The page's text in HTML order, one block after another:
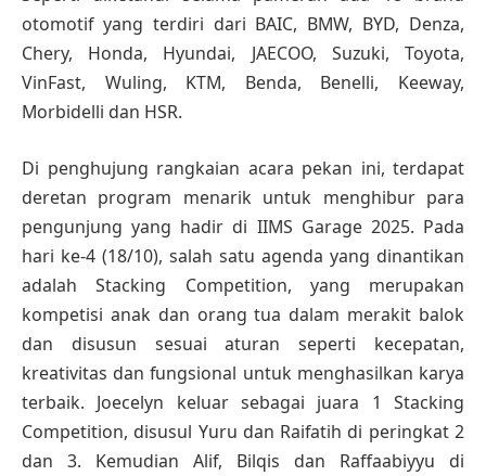
otomotif yang terdiri dari BAIC, BMW, BYD, Denza,
Chery, Honda, Hyundai, JAECOO, Suzuki, Toyota,
VinFast, Wuling, KTM, Benda, Benelli, Keeway,
Morbidelli dan HSR.
Di penghujung rangkaian acara pekan ini, terdapat
deretan program menarik untuk menghibur para
pengunjung yang hadir di IIMS Garage 2025. Pada
hari ke-4 (18/10), salah satu agenda yang dinantikan
adalah Stacking Competition, yang merupakan
kompetisi anak dan orang tua dalam merakit balok
dan disusun sesuai aturan seperti kecepatan,
kreativitas dan fungsional untuk menghasilkan karya
terbaik. Joecelyn keluar sebagai juara 1 Stacking
Competition, disusul Yuru dan Raifatih di peringkat 2
dan 3. Kemudian Alif, Bilqis dan Raffaabiyyu di